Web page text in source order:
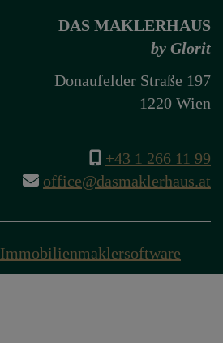
DAS MAKLERHAUS
by Glorit
Donaufelder Straße 197
1220 Wien
+43 1 266 11 99
office@dasmaklerhaus.at
Immobilienmaklersoftware